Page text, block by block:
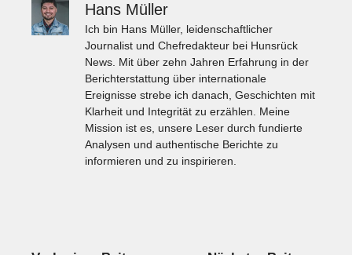
Hans Müller
Ich bin Hans Müller, leidenschaftlicher
Journalist und Chefredakteur bei Hunsrück
News. Mit über zehn Jahren Erfahrung in der
Berichterstattung über internationale
Ereignisse strebe ich danach, Geschichten mit
Klarheit und Integrität zu erzählen. Meine
Mission ist es, unsere Leser durch fundierte
Analysen und authentische Berichte zu
informieren und zu inspirieren.